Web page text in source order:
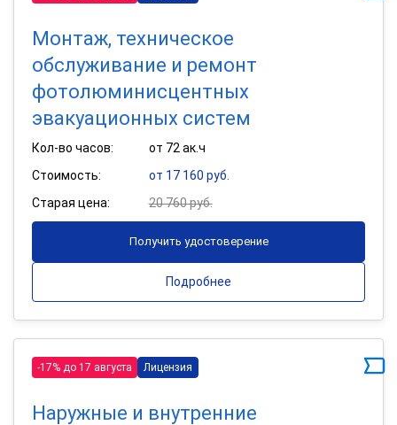
Монтаж, техническое
обслуживание и ремонт
фотолюминисцентных
эвакуационных систем
Кол-во часов:
от 72 ак.ч
Стоимость:
от 17 160 руб.
Старая цена:
20 760 руб.
Получить удостоверение
Подробнее
-17% до 17 августа Лицензия
Наружные и внутренние